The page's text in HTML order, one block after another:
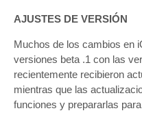
AJUSTES DE VERSIÓN
Muchos de los cambios en
versiones beta .1 con las
recientemente recibieron
mientras que las
funciones y prepararlas